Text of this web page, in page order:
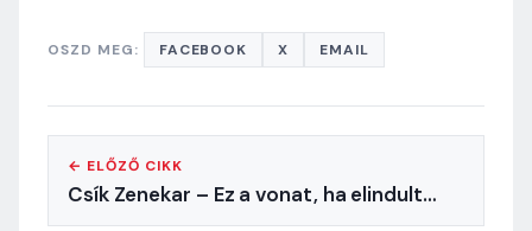
OSZD MEG: FACEBOOK X EMAIL
← ELŐZŐ CIKK
Csík Zenekar – Ez a vonat, ha elindult…